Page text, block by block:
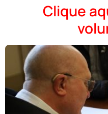
Clique